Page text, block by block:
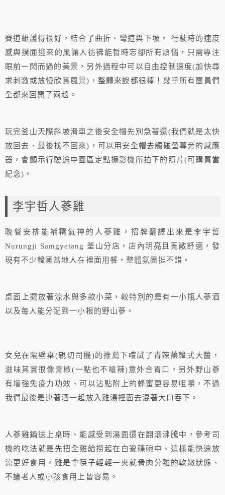
賽道維護得很好，結合了曲折、彎道與下坡， 行駛時的速度
感與撲面迎來的風讓人彷彿能暫時忘卻所有煩惱，只需專注
眼前一閃而過的美景，另外過程中可以自由控制速度(加快尋
求刺激或放慢欣賞風景)，整體來說都很棒！幾乎所有團員們
全都來回開了兩趟。
玩完釜山天際斜坡滑車之後安全帽先別急著還(我們就是太快
放回去、最後找不回來)，可以用安全帽去觸碰螢幕旁的感應
器，會顯示行駛途中園區定點攝影機所拍下的照片(可購買當
紀念)。
李宇哲人蔘雞
晚餐安排能補精氣神的人蔘雞，招牌翻譯出來是李宇哲
Nurungji Samgyetang 釜山分店，店內明亮且寬敞舒適，發
現有不少韓國當地人在裡面用餐，整體氛圍挺不錯。
桌面上擺放著涼水與多款小菜，較特別的是有一小瓶人蔘酒
以及每人能分配到一小根的野山蔘。
女兒在隔壁桌(親切司機)的推薦下嚐試了青辣蘸韓式大醬，
滋味其實很像青椒(一點也不嗆辣)意外合胃口，另外野山蔘
有增強免疫力功效、可以沾點附上的蜂蜜更容易咀嚼，不過
我們最後是連著酒一起放入雞湯裡面去混著大口吞下。
人蔘雞鍋送上桌時、能感受到湯面還在翻滾沸騰中，參考司
機的吃法就是先把全雞給撈起在白瓷碟碗中、這樣能快速放
涼更好食用，雞是拿筷子輕輕一夾就骨肉分離的軟嫩狀態、
不論老人或小孩食用上皆容易。